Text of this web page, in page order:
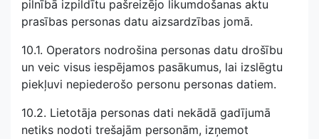
pilnībā izpildītu pašreizējo likumdošanas aktu
prasības personas datu aizsardzības jomā.
10.1. Operators nodrošina personas datu drošību
un veic visus iespējamos pasākumus, lai izslēgtu
piekļuvi nepiederošo personu personas datiem.
10.2. Lietotāja personas dati nekādā gadījumā
netiks nodoti trešajām personām, izņemot